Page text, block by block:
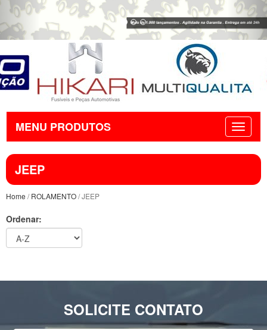
MENU PRODUTOS
JEEP
Home /ROLAMENTO/ JEEP
Ordenar:
SOLICITE CONTATO